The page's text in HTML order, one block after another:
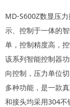
MD-S600Z数显压
示、控制于一体的
单，控制精度高，
该系列智能控制器
向控制，压力单位
多种功能，是一款
和接头均采用304不